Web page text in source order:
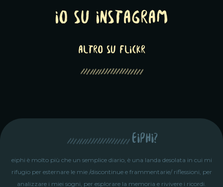
Io su Instagram
altro su Flickr
eiphi?
eiphi è molto più che un semplice diario, è una landa desolata in cui mi
rifugio per esternare le mie /discontinue e frammentarie/ riflessioni, per
analizzare i miei sogni, per esplorare la memoria e rivivere i ricordi.